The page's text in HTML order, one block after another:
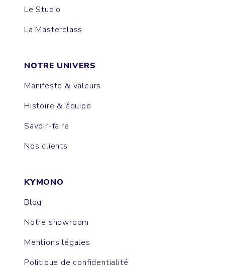
Le Studio
La Masterclass
NOTRE UNIVERS
Manifeste & valeurs
Histoire & équipe
Savoir-faire
Nos clients
KYMONO
Blog
Notre showroom
Mentions légales
Politique de confidentialité